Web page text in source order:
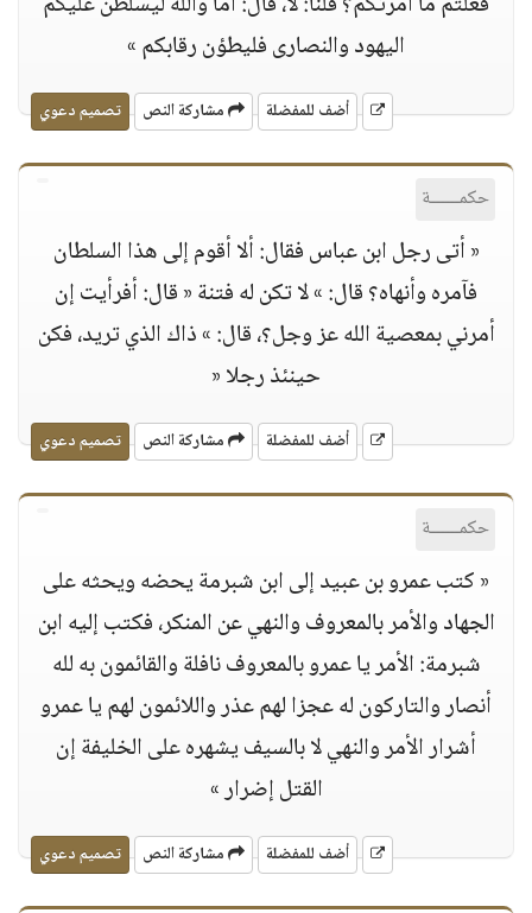
اليهود والنصارى فليطؤن رقابكم »
أضف للمفضلة مشاركة النص تصميم دعوي
حكمــــــة
« أتى رجل ابن عباس فقال: ألا أقوم إلى هذا السلطان
فآمره وأنهاه؟ قال: » لا تكن له فتنة « قال: أفرأيت إن
أمرني بمعصية الله عز وجل؟، قال: » ذاك الذي تريد، فكن
حينئذ رجلا «
أضف للمفضلة مشاركة النص تصميم دعوي
حكمــــــة
« كتب عمرو بن عبيد إلى ابن شبرمة يحضه ويحثه على
الجهاد والأمر بالمعروف والنهي عن المنكر، فكتب إليه ابن
شبرمة: الأمر يا عمرو بالمعروف نافلة والقائمون به لله
أنصار والتاركون له عجزا لهم عذر واللائمون لهم يا عمرو
أشرار الأمر والنهي لا بالسيف يشهره على الخليفة إن
القتل إضرار »
أضف للمفضلة مشاركة النص تصميم دعوي